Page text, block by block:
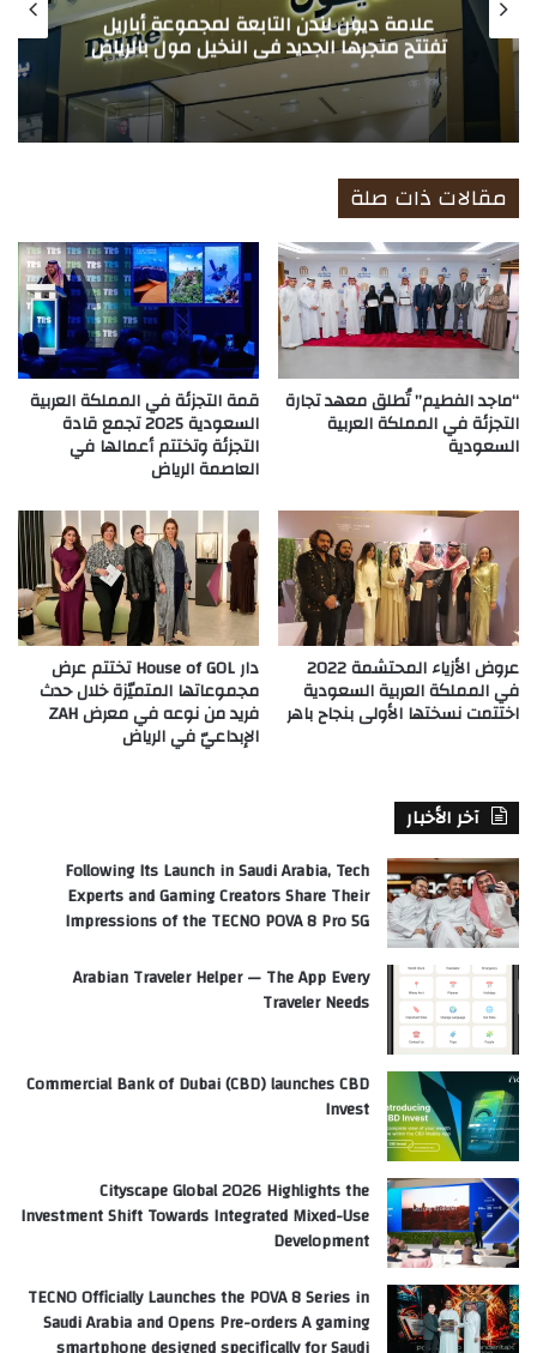
علامة ديون لندن التابعة لمجموعة أباريل
تفتتح متجرها الجديد في النخيل مول بالرياض
مقالات ذات صلة
“ماجد الفطيم” تُطلق معهد تجارة
التجزئة في المملكة العربية
السعودية
قمة التجزئة في المملكة العربية
السعودية 2025 تجمع قادة
التجزئة وتختتم أعمالها في
العاصمة الرياض
عروض الأزياء المحتشمة 2022
في المملكة العربية السعودية
اختتمت نسختها الأولى بنجاح باهر
دار House of GOL تختتم عرض
مجموعاتها المتميّزة خلال حدث
فريد من نوعه في معرض ZAH
الإبداعيّ في الرياض
آخر الأخبار
Following Its Launch in Saudi Arabia, Tech
Experts and Gaming Creators Share Their
Impressions of the TECNO POVA 8 Pro 5G
Arabian Traveler Helper — The App Every
Traveler Needs
Commercial Bank of Dubai (CBD) launches CBD
Invest
Cityscape Global 2026 Highlights the
Investment Shift Towards Integrated Mixed-Use
Development
TECNO Officially Launches the POVA 8 Series in
Saudi Arabia and Opens Pre-orders A gaming